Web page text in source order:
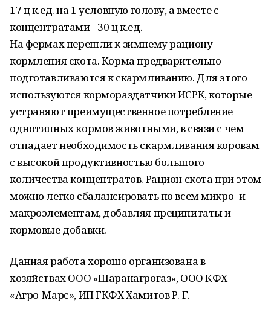
17 ц к.ед. на 1 условную голову, а вместе с
концентратами - 30 ц к.ед.
На фермах перешли к зимнему рациону
кормления скота. Корма предварительно
подготавливаются к скармливанию. Для этого
используются кормораздатчики ИСРК, которые
устраняют преимущественное потребление
однотипных кормов животными, в связи с чем
отпадает необходимость скармливания коровам
с высокой продуктивностью большого
количества концентратов. Рацион скота при этом
можно легко сбалансировать по всем микро- и
макроэлементам, добавляя преципитаты и
кормовые добавки.
Данная работа хорошо организована в
хозяйствах ООО «Шаранагрогаз», ООО КФХ
«Агро-Марс», ИП ГКФХ Хамитов Р. Г.